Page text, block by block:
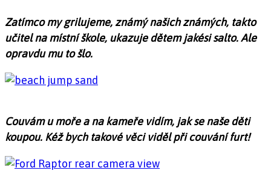
Zatímco my grilujeme, známý našich známých, takto
učitel na místní škole, ukazuje dětem jakési salto. Ale
opravdu mu to šlo.
Couvám u moře a na kameře vidím, jak se naše děti
koupou. Kéž bych takové věci viděl při couvání furt!